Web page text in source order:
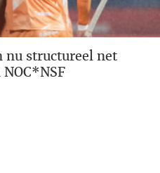
nu structureel net